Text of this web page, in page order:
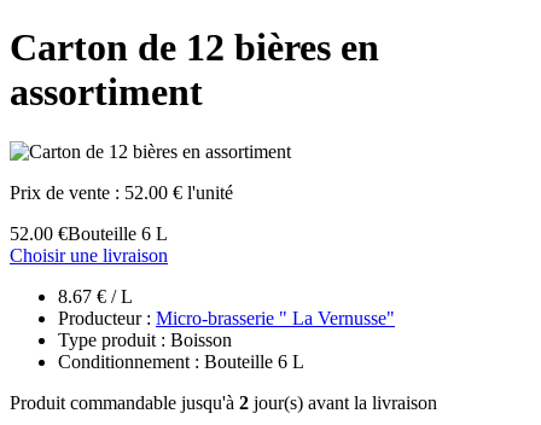
Carton de 12 bières en
assortiment
Prix de vente : 52.00 € l'unité
52.00 €Bouteille 6 L
Choisir une livraison
8.67 € / L
Producteur : Micro-brasserie " La Vernusse"
Type produit : Boisson
Conditionnement : Bouteille 6 L
Produit commandable jusqu'à 2 jour(s) avant la livraison